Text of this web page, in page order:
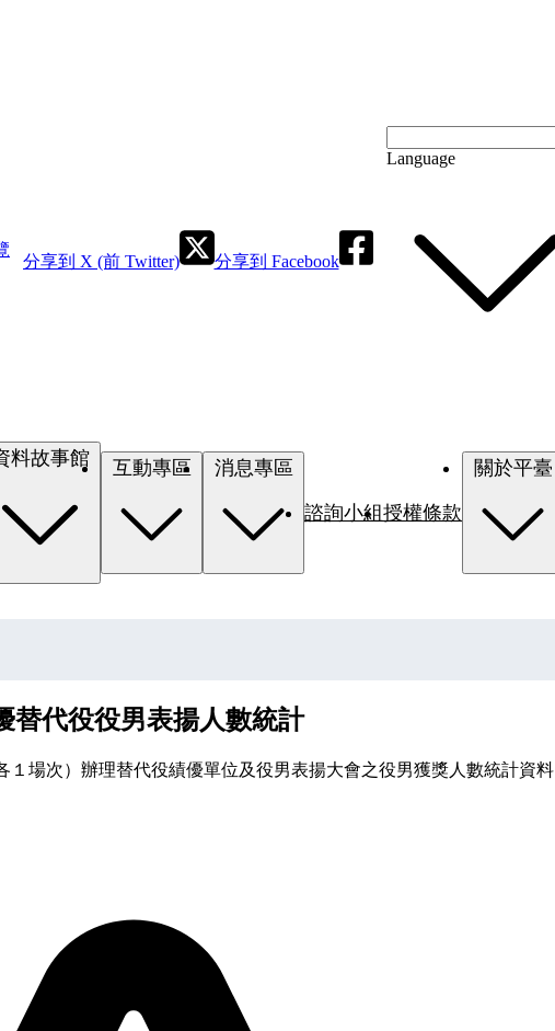
分享到 X (前 Twitter) 分享到 Facebook
Language
資料故事館
諮詢小組授權條款
替代役役男表揚人數統計
１場次）辦理替代役績優單位及役男表揚大會之役男獲獎人數統計資料